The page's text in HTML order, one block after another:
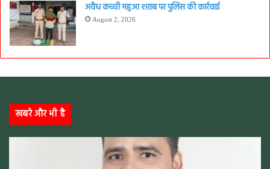
अवैध कच्ची महुआ शराब पर पुलिस की कार्रवाई
August 2, 2026
खबरे और भी है